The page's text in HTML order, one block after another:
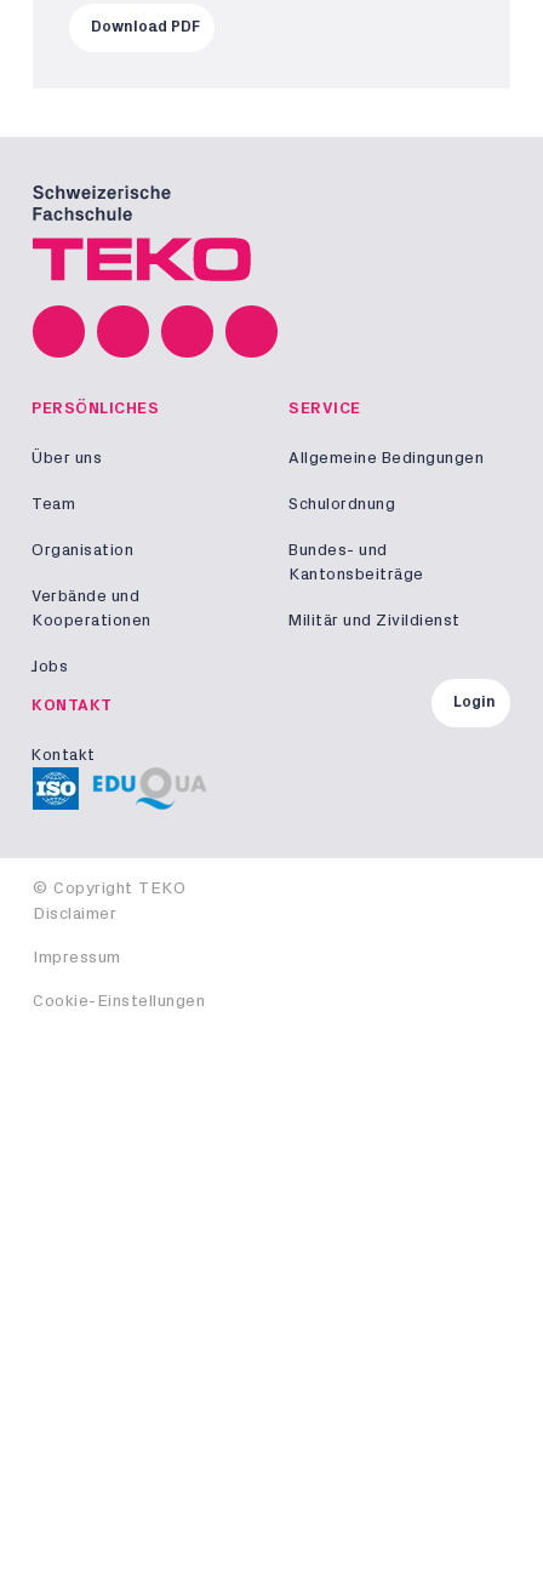
Download PDF
PERSÖNLICHES
Über uns
Team
Organisation
Verbände und
Kooperationen
Jobs
SERVICE
Allgemeine Bedingungen
Schulordnung
Bundes- und
Kantonsbeiträge
Militär und Zivildienst
KONTAKT
Kontakt
Login
© Copyright TEKO
Disclaimer
Impressum
Cookie-Einstellungen